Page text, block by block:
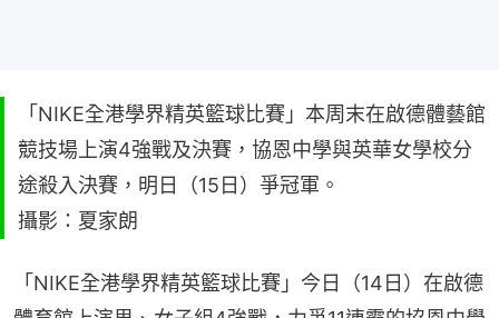
「NIKE全港學界精英籃球比賽」本周末在啟德體藝館
競技場上演4強戰及決賽，協恩中學與英華女學校分
途殺入決賽，明日（15日）爭冠軍。
攝影：夏家朗
「NIKE全港學界精英籃球比賽」今日（14日）在啟德